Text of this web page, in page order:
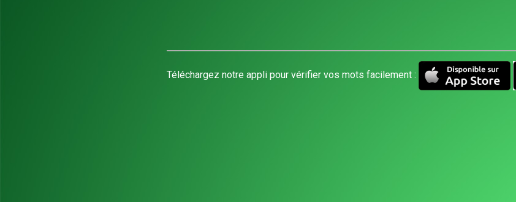
Téléchargez notre appli pour vérifier vos mots facilement :